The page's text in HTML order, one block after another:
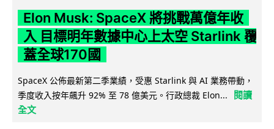
Elon Musk: SpaceX 將挑戰萬億年收
入 目標明年數據中心上太空 Starlink 覆
蓋全球170國
SpaceX 公佈最新第二季業績，受惠 Starlink 與 AI 業務帶動，
季度收入按年飆升 92% 至 78 億美元。行政總裁 Elon...
閱讀
全文